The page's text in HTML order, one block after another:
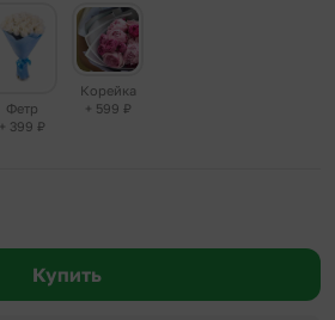
Фетр
+ 399 ₽
Корейка
+ 599 ₽
Купить